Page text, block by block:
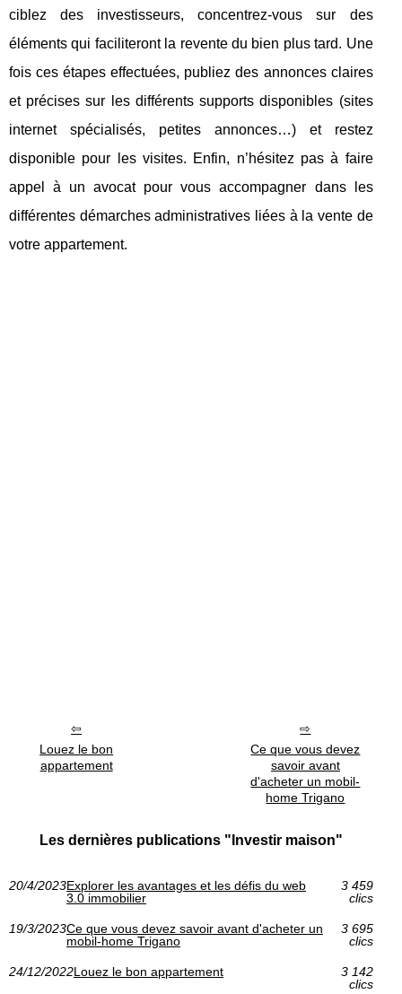
ciblez des investisseurs, concentrez-vous sur des
éléments qui faciliteront la revente du bien plus tard. Une
fois ces étapes effectuées, publiez des annonces claires
et précises sur les différents supports disponibles (sites
internet spécialisés, petites annonces…) et restez
disponible pour les visites. Enfin, n’hésitez pas à faire
appel à un avocat pour vous accompagner dans les
différentes démarches administratives liées à la vente de
votre appartement.
Louez le bon
appartement
Ce que vous devez
savoir avant
d'acheter un mobil-
home Trigano
Les dernières publications "Investir maison"
20/4/2023Explorer les avantages et les défis du web
3.0 immobilier
3 459
clics
19/3/2023Ce que vous devez savoir avant d'acheter un
mobil-home Trigano
3 695
clics
24/12/2022Louez le bon appartement
3 142
clics